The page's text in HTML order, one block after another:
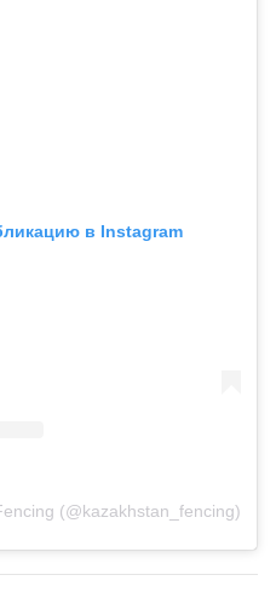
в Instagram
(@kazakhstan_fencing)